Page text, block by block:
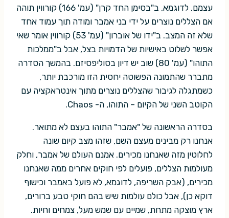
עצמם. לדוגמא, ב"בסימן החד קרן" (עמ' 166) קורווין תוהה
אם הצללים נוצרים על ידי בני אמבר ומודה תוך עמוד אחד
שלא זה המצב. ב"ידו של אוברון" (עמ' 53) קורווין אומר שאי
אפשר לשלוט באישיות של הדמויות בצל, אבל ב"ממלכות
התוהו" (עמ' 80) שוב יש דיון בסוליפסיזם. בהמשך הסדרה
מתברר שהתמונה הפשוטה יחסית הזו מורכבת יותר,
כשמתגלה לגיבור שהצללים נוצרים מתוך אינטראקציה עם
הקוטב השני של הקיום – התוהו, ה- Chaos.
בסדרה הראשונה של "אמבר" התוהו בעצם לא מתואר.
אנחנו רק מבינים מעצם השם, שזהו מצב קיום שונה
לחלוטין מזה שאנחנו מכירים. אמנם העולם של אמבר, וחלק
מעולמות הצללים, פועלים לפי חוקים אחרים ממה שאנחנו
מכירים, (אבק השריפה, לדוגמא, לא פועל באמבר וכישוף
דוקא כן), אבל כולם עולמות שיש בהם חוקי טבע ברורים,
ארץ מוצקה מתחת, שמיים עם שמש מעל, צמחים וחיות.